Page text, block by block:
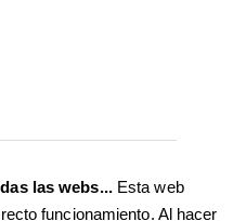
las webs...Esta web
funcionamiento. Al hacer